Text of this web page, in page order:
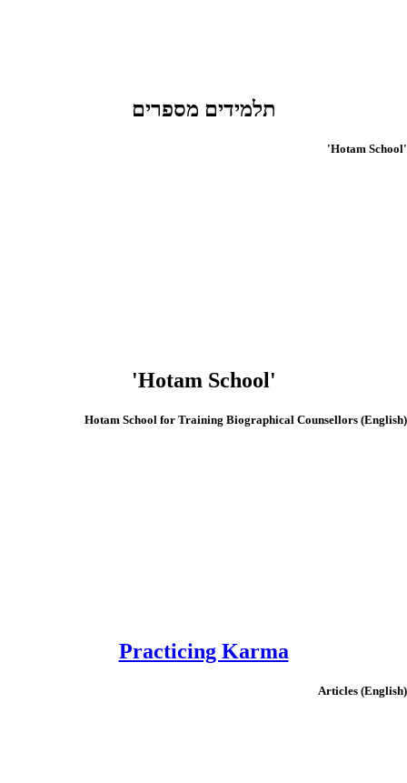
תלמידים מספרים
'Hotam School'
(English) Hotam
Practicing Karma